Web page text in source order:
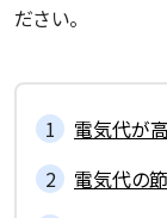
ださい。
電気代が
電気代の